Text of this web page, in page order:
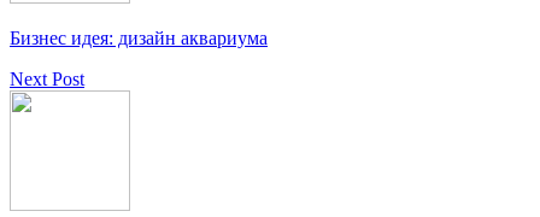
Бизнес идея: дизайн аквариума
Next Post